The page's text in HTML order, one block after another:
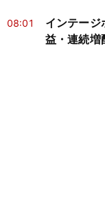
08:01
インテー
益・連続増